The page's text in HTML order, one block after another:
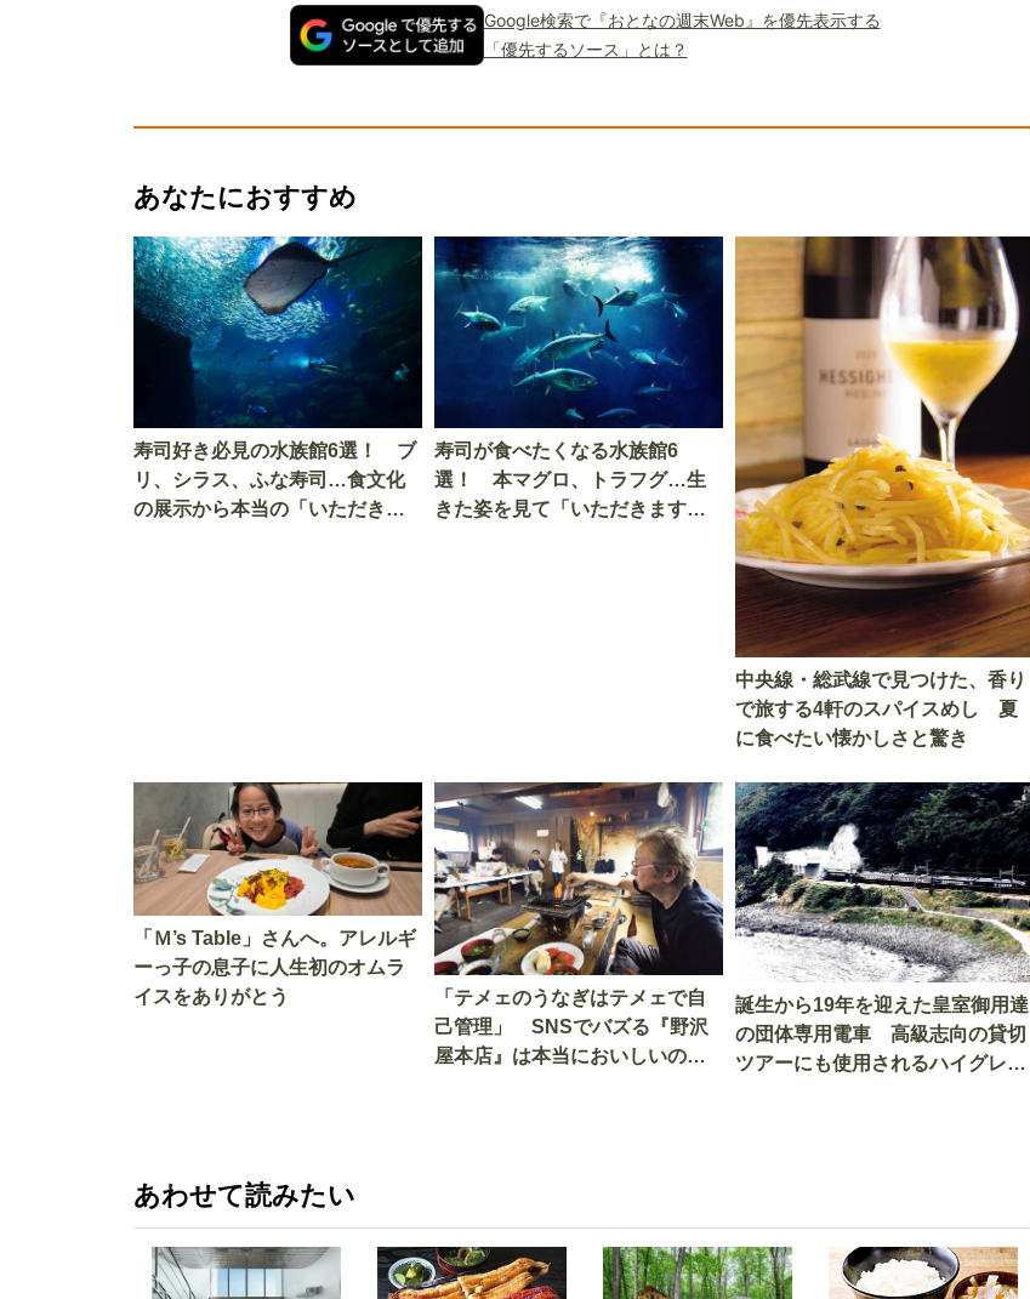
Google検索で『おとなの週末Web』を優先表示する
「優先するソース」とは？
あなたにおすすめ
寿司好き必見の水族館6選！ ブ
リ、シラス、ふな寿司…食文化
の展示から本当の「いただきま
寿司が食べたくなる水族館6
選！ 本マグロ、トラフグ…生
きた姿を見て「いただきます」
中央線・総武線で見つけた、香り
で旅する4軒のスパイスめし 夏
に食べたい懐かしさと驚き
「Ｍ’s Table」さんへ。アレルギ
ーっ子の息子に人生初のオムラ
イスをありがとう
「テメェのうなぎはテメェで自
己管理」 SNSでバズる『野沢
屋本店』は本当においしいの
誕生から19年を迎えた皇室御用達
の団体専用電車 高級志向の貸切
ツアーにも使用されるハイグレー
あわせて読みたい